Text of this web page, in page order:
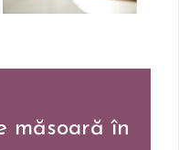
măsoară în